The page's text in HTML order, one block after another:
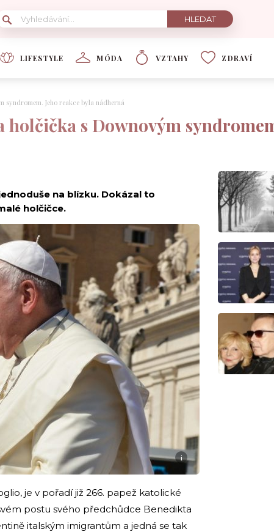
LIFESTYLE MÓDA VZTAHY ZDRAVÍ
syndromem. Jeho reakce byla nádherná
s Downovým
na blízku. Dokázal to
holčičce.
i
je v pořadí již 266. papež katolické
postu svého předchůdce Benedikta
italským imigrantům a jedná se tak